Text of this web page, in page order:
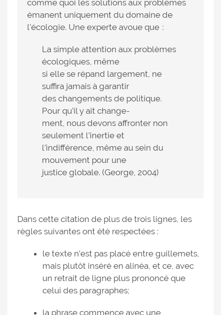
comme quoi les solutions aux problèmes
émanent uniquement du domaine de
l’écologie. Une experte avoue que :
La simple attention aux problèmes
écologiques, même
si elle se répand largement, ne
suffira jamais à garantir
des changements de politique.
Pour qu’il y ait change-
ment, nous devons affronter non
seulement l’inertie et
l’indifférence, même au sein du
mouvement pour une
justice globale. (George, 2004)
Dans cette citation de plus de trois lignes, les
règles suivantes ont été respectées :
le texte n’est pas placé entre guillemets,
mais plutôt inséré en alinéa, et ce, avec
un retrait de ligne plus prononcé que
celui des paragraphes;
la phrase commence avec une